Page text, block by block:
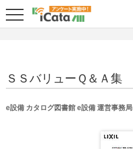
ＳＳバリューＱ＆Ａ集
e設備 カタログ図書館 e設備 運営事務局